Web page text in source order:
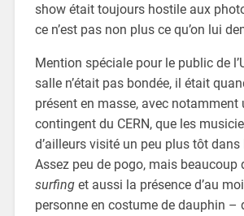
show était toujours hostile aux
ce n’est pas non plus ce qu’on lui
Mention spéciale pour le public de
salle n’était pas bondée, il était
présent en masse, avec notamment
contingent du CERN, que les
d’ailleurs visité un peu plus tôt dans
Assez peu de pogo, mais beaucoup
surfinget aussi la présence d’au
personne en costume de dauphin –